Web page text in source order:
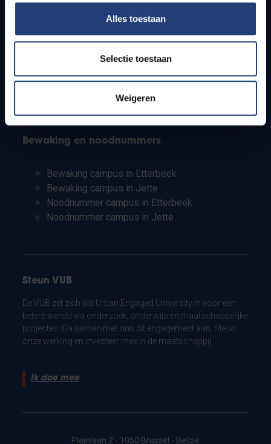
Alles toestaan
Selectie toestaan
Weigeren
Studenten
PhD-studenten
Leerkrachten en secundaire scholen
Bewaking en noodnummers
Bewaking campus in Etterbeek
Bewaking campus in Jette
Noodnummer campus in Etterbeek
Noodnummer campus in Jette
Steun VUB
De VUB zet zich als Urban Engaged University in voor een
betere wereld via onderzoek, onderwijs en maatschappelijke
projecten. Ga samen met ons dit engagement aan. Steun
onze werking en investeer mee in de maatschappij.
Ik doe mee
Pleinlaan 2 - 1050 Brussel - België